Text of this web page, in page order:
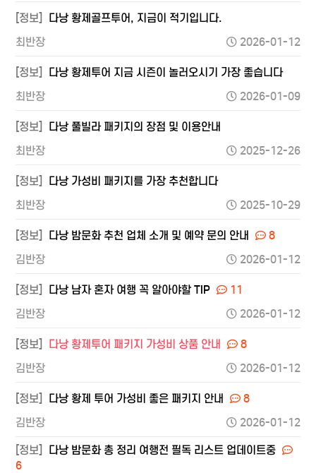
[정보]
다낭 황제골프투어, 지금이 적기입니다.
최반장
2026-01-12
[정보]
다낭 황제투어 지금 시즌이 놀러오시기 가장 좋습니다
최반장
2026-01-09
[정보]
다낭 풀빌라 패키지의 장점 및 이용안내
최반장
2025-12-26
[정보]
다낭 가성비 패키지를 가장 추천합니다
최반장
2025-10-29
[정보] 다낭 밤문화 추천 업체 소개 및 예약 문의 안내
8
김반장
2026-01-12
[정보] 다낭 남자 혼자 여행 꼭 알아야할 TIP
11
김반장
2026-01-12
[정보] 다낭 황제투어 패키지 가성비 상품 안내
8
김반장
2026-01-12
[정보] 다낭 황제 투어 가성비 좋은 패키지 안내
8
김반장
2026-01-12
[정보]
다낭 밤문화 총 정리 여행전 필독 리스트 업데이트중
6